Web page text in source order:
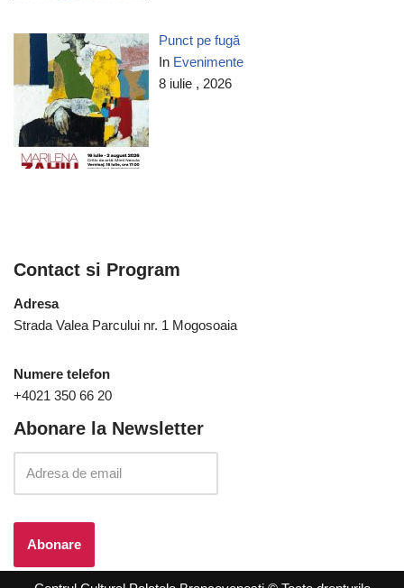
Punct pe fugă
In Evenimente
8 iulie , 2026
Contact si Program
Adresa
Strada Valea Parcului nr. 1 Mogosoaia
Numere telefon
+4021 350 66 20
Abonare la Newsletter